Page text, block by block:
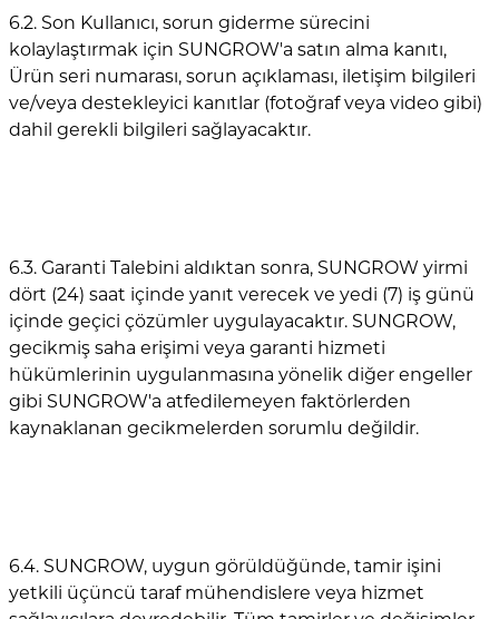
6.2. Son Kullanıcı, sorun giderme sürecini
kolaylaştırmak için SUNGROW'a satın alma kanıtı,
Ürün seri numarası, sorun açıklaması, iletişim bilgileri
ve/veya destekleyici kanıtlar (fotoğraf veya video gibi)
dahil gerekli bilgileri sağlayacaktır.
6.3. Garanti Talebini aldıktan sonra, SUNGROW yirmi
dört (24) saat içinde yanıt verecek ve yedi (7) iş günü
içinde geçici çözümler uygulayacaktır. SUNGROW,
gecikmiş saha erişimi veya garanti hizmeti
hükümlerinin uygulanmasına yönelik diğer engeller
gibi SUNGROW'a atfedilemeyen faktörlerden
kaynaklanan gecikmelerden sorumlu değildir.
6.4. SUNGROW, uygun görüldüğünde, tamir işini
yetkili üçüncü taraf mühendislere veya hizmet